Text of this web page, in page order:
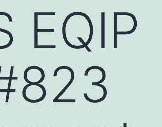
EQIP